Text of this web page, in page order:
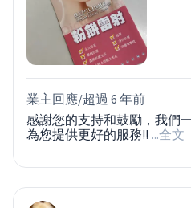
業主回應/超過 6 年前
感謝您的支持和鼓勵，我們
為您提供更好的服務!! ...全文